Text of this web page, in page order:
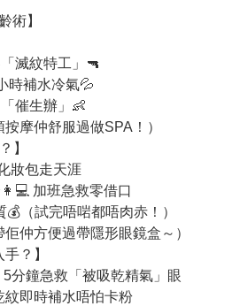
術】
滅紋特工」🔫
時補水冷氣💦
催生辦」👶
摩仲舒服過做SPA！）
】
妝包走天涯
加班急救零借口
（試完唔啱都唔肉赤！）
佢仲方便過帶隱形眼鏡盒～）
？】
分鐘急救「被吸乾精氣」眼
即時補水唔怕卡粉